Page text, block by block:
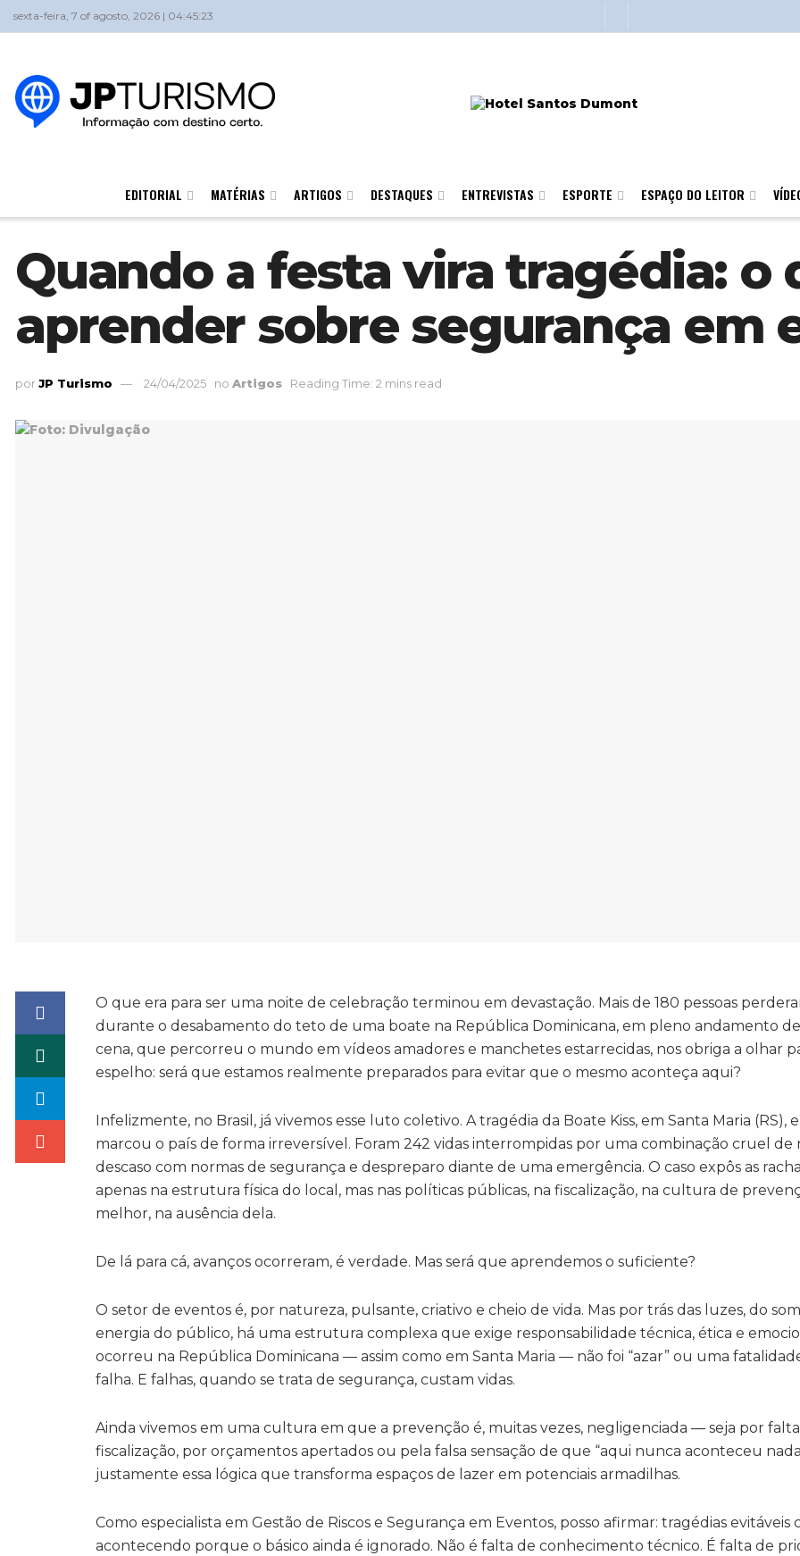
sexta-feira, 7 of agosto, 2026 | 04:45:23
EDITORIAL MATÉRIAS ARTIGOS DESTAQUES ENTREVISTAS ESPORTE ESPAÇO DO LEITOR
Quando a festa vira tragédia: o
aprender sobre segurança em
porJP Turismo 24/04/2025 no Artigos Reading Time: 2 mins read
O que era para ser uma noite de celebração terminou em devastação. Mais de 180 pessoas
durante o desabamento do teto de uma boate na República Dominicana, em pleno andamento
cena, que percorreu o mundo em vídeos amadores e manchetes estarrecidas, nos obriga a olhar
espelho: será que estamos realmente preparados para evitar que o mesmo aconteça aqui?
Infelizmente, no Brasil, já vivemos esse luto coletivo. A tragédia da Boate Kiss, em Santa Maria (RS),
marcou o país de forma irreversível. Foram 242 vidas interrompidas por uma combinação cruel de
descaso com normas de segurança e despreparo diante de uma emergência. O caso expôs as
apenas na estrutura física do local, mas nas políticas públicas, na fiscalização, na cultura de
melhor, na ausência dela.
De lá para cá, avanços ocorreram, é verdade. Mas será que aprendemos o suficiente?
O setor de eventos é, por natureza, pulsante, criativo e cheio de vida. Mas por trás das luzes, do
energia do público, há uma estrutura complexa que exige responsabilidade técnica, ética e
ocorreu na República Dominicana — assim como em Santa Maria — não foi “azar” ou uma
falha. E falhas, quando se trata de segurança, custam vidas.
Ainda vivemos em uma cultura em que a prevenção é, muitas vezes, negligenciada — seja por
fiscalização, por orçamentos apertados ou pela falsa sensação de que “aqui nunca aconteceu
justamente essa lógica que transforma espaços de lazer em potenciais armadilhas.
Como especialista em Gestão de Riscos e Segurança em Eventos, posso afirmar: tragédias evitáveis
acontecendo porque o básico ainda é ignorado. Não é falta de conhecimento técnico. É falta de